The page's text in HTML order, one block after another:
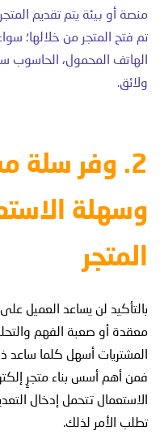
منصة أو بيئة يتم تقديم
تم فتح المتجر من خلالها؛
الهاتف المحمول، الحاسوب
ولائق.
2. وفر سلة
وسهلة
المتجر
بالتأكيد لن يساعد العميل على
معقدة أو صعبة الفهم
المشتريات أسهل كلما ساعد
فمن أهم أسس بناء متجرٍ
الاستعمال تتحمل إدخال
تطلب الأمر لذلك.